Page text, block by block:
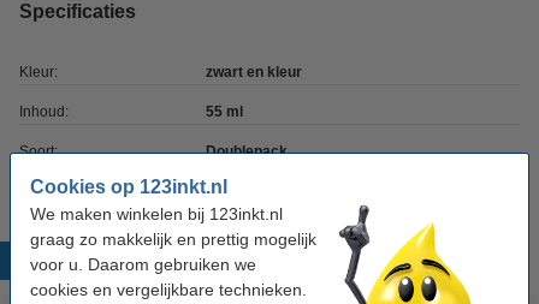
Cookies op 123inkt.nl
We maken winkelen bij 123inkt.nl
graag zo makkelijk en prettig mogelijk
voor u. Daarom gebruiken we
cookies en vergelijkbare technieken.
Specificaties
Kleur: zwart en kleur
Inhoud: 55 ml
Soort: Doublepack
Populaire producten